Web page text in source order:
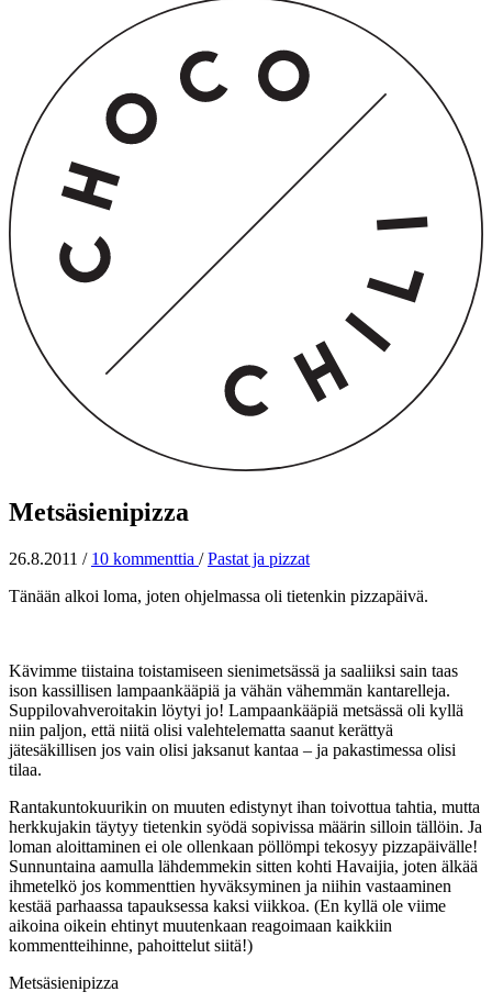
Metsäsienipizza
26.8.2011 / 10 kommenttia / Pastat ja pizzat
Tänään alkoi loma, joten ohjelmassa oli tietenkin pizzapäivä.
Kävimme tiistaina toistamiseen sienimetsässä ja saaliiksi sain taas
ison kassillisen lampaankääpiä ja vähän vähemmän kantarelleja.
Suppilovahveroitakin löytyi jo! Lampaankääpiä metsässä oli kyllä
niin paljon, että niitä olisi valehtelematta saanut kerättyä
jätesäkillisen jos vain olisi jaksanut kantaa – ja pakastimessa olisi
tilaa.
Rantakuntokuurikin on muuten edistynyt ihan toivottua tahtia, mutta
herkkujakin täytyy tietenkin syödä sopivissa määrin silloin tällöin. Ja
loman aloittaminen ei ole ollenkaan pöllömpi tekosyy pizzapäivälle!
Sunnuntaina aamulla lähdemmekin sitten kohti Havaijia, joten älkää
ihmetelkö jos kommenttien hyväksyminen ja niihin vastaaminen
kestää parhaassa tapauksessa kaksi viikkoa. (En kyllä ole viime
aikoina oikein ehtinyt muutenkaan reagoimaan kaikkiin
kommentteihinne, pahoittelut siitä!)
Metsäsienipizza